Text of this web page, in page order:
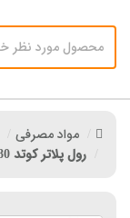
مواد مصرفی
رول پلاتر کوتد 180 گرم عرض 90